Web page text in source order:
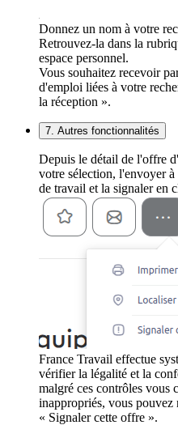
Donnez un nom à votre
Retrouvez-la dans la
espace personnel.
Vous souhaitez recevoir
d'emploi liées à votre
la réception ».
7. Autres fonctionnalités
Depuis le détail de l'offre
votre sélection, l'envoyer
de travail et la signaler en
France Travail effectue
vérifier la légalité et la
malgré ces contrôles vous
inappropriés, vous pouvez
« Signaler cette offre ».